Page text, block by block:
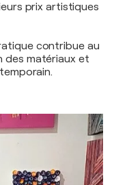
prix artistiques
contribue au
des matériaux et